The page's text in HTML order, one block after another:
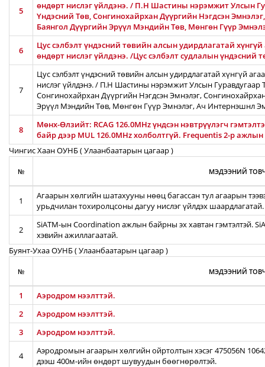
5
өндөрт нислэг үйлдэнэ. / П.Н Шастины нэрэмжит Улсын
Үндэсний Төв, Сонгинохайрхан Дүүргийн Нэгдсэн
Баянгол Дүүргийн Эрүүл Мэндийн Төв, Мөнгөн Гүүр
6
Цус сэлбэлт үндэсний төвийн алсын удирдлагатай
өндөрт нислэг үйлдэнэ. /Цус сэлбэлт судлалын
7
Цус сэлбэлт үндэсний төвийн алсын удирдлагатай хүнгүй
нислэг үйлдэнэ. / П.Н Шастины нэрэмжит Улсын Гуравдугаар
Сонгинохайрхан Дүүргийн Нэгдсэн Эмнэлэг,
Эрүүл Мэндийн Төв, Мөнгөн Гүүр Эмнэлэг, Ач Интернэшнл
8
Мөнх-Өлзийт: RCAG 126.0MHz үндсэн нэвтрүүлэгч
байр дээр MUL 126.0MHz холболтгүй. Frequentis 2-р
Чингис Хаан ОУНБ ( Улаанбаатарын цагаар )
№ МЭДЭЭНИЙ
1
Агаарын хөлгийн шатахууны нөөц багассан тул агаарын
урьдчилан тохиролцсоны дагуу нислэг үйлдэх шаардлагатай.
2
SiATM-ын Coordination ажлын байрны эх хавтан гэмтэлтэй.
хэвийн ажиллагаатай.
Буянт-Ухаа ОУНБ ( Улаанбаатарын цагаар )
№ МЭДЭЭНИЙ
1
Аэродром нээлттэй.
2
Аэродром нээлттэй.
3
Аэродром нээлттэй.
4
Аэродромын агаарын хөлгийн ойртолтын хэсэг 475056N
дээш 400м-ийн өндөрт шувуудын бөөгнөрөлтэй.